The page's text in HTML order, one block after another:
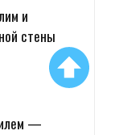
и
стены
—